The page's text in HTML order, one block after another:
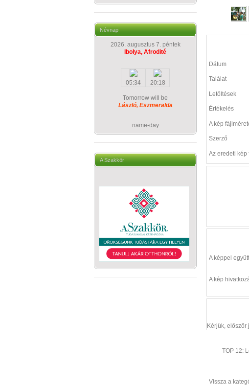
Névnap
2026. augusztus 7. péntek
Ibolya, Afrodité
05:34 20:18
Tomorrow will be
László, Eszmeralda
name-day
A Szakkör
Dátum
Találat
Letöltések
Értékelés
A kép
Szerző
Az eredeti kép
A képpel
A kép
Kérjük, először
TOP 12:
Vissza a